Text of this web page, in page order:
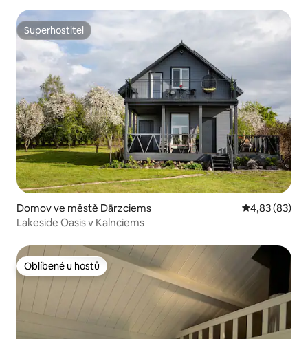
Superhostitel
Superhostitel
Domov ve městě Dārzciems Průměrné
4,83 (83)
Lakeside Oasis v Kalnciems
Oblíbené u hostů
Oblíbené u hostů